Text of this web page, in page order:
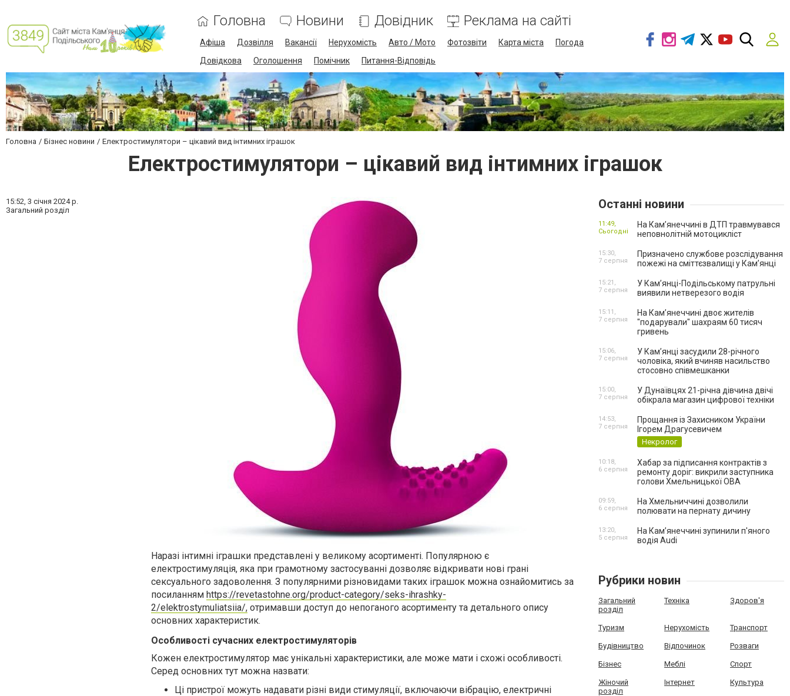
Головна Новини Довідник Реклама на сайті
Афіша Дозвілля Вакансії Нерухомість Авто / Мото Фотозвіти Карта міста
Погода
Довідкова
Оголошення Помічник Питання-Відповідь
Головна Бізнес новини Електростимулятори – цікавий вид інтимних іграшок
Електростимулятори – цікавий вид інтимних іграшок
15:52, 3 січня 2024 р.
Загальний розділ
Наразі інтимні іграшки представлені у великому асортименті. Популярною є
електростимуляція, яка при грамотному застосуванні дозволяє відкривати нові грані
сексуального задоволення. З популярними різновидами таких іграшок можна ознайомитись за
посиланням https://revetastohne.org/product-category/seks-ihrashky-
2/elektrostymuliatsiia/, отримавши доступ до непоганого асортименту та детального опису
основних характеристик.
Особливості сучасних електростимуляторів
Кожен електростимулятор має унікальні характеристики, але може мати і схожі особливості.
Серед основних тут можна назвати:
Ці пристрої можуть надавати різні види стимуляції, включаючи вібрацію, електричні
Останні новини
На Кам’янеччині в ДТП травмувався
неповнолітній мотоцикліст
11:49,
Сьогодні
Призначено службове розслідування
пожежі на сміттєзвалищі у Кам’янці
15:30,
7 серпня
У Кам’янці-Подільському патрульні
виявили нетверезого водія
15:21,
7 серпня
На Камʼянеччині двоє жителів
"подарували" шахраям 60 тисяч
гривень
15:11,
7 серпня
У Камʼянці засудили 28-річного
чоловіка, який вчиняв насильство
стосовно співмешканки
15:06,
7 серпня
У Дунаївцях 21-річна дівчина двічі
обікрала магазин цифрової техніки
15:00,
7 серпня
Прощання із Захисником України
Ігорем Драгусевичем
Некролог
14:53,
7 серпня
Хабар за підписання контрактів з
ремонту доріг: викрили заступника
голови Хмельницької ОВА
10:18,
6 серпня
На Хмельниччині дозволили
полювати на пернату дичину
09:59,
6 серпня
На Камʼянеччині зупинили п'яного
водія Audi
13:20,
5 серпня
Рубрики новин
Загальний
розділ
Техніка Здоров'я
Туризм Нерухомість Транспорт
Будівництво Відпочинок Розваги
Бізнес Меблі Спорт
Жіночий
розділ
Інтернет Культура